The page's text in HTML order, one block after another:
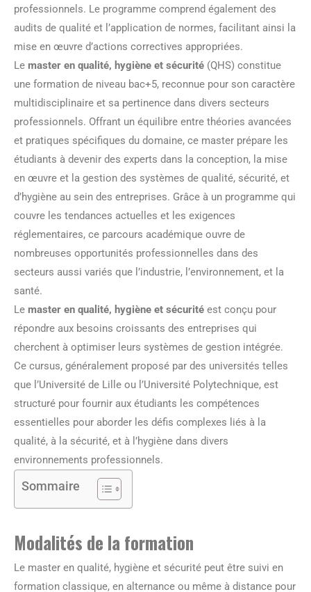
professionnels. Le programme comprend également des
audits de qualité et l’application de normes, facilitant ainsi la
mise en œuvre d’actions correctives appropriées.
Le master en qualité, hygiène et sécurité (QHS) constitue
une formation de niveau bac+5, reconnue pour son caractère
multidisciplinaire et sa pertinence dans divers secteurs
professionnels. Offrant un équilibre entre théories avancées
et pratiques spécifiques du domaine, ce master prépare les
étudiants à devenir des experts dans la conception, la mise
en œuvre et la gestion des systèmes de qualité, sécurité, et
d’hygiène au sein des entreprises. Grâce à un programme qui
couvre les tendances actuelles et les exigences
réglementaires, ce parcours académique ouvre de
nombreuses opportunités professionnelles dans des
secteurs aussi variés que l’industrie, l’environnement, et la
santé.
Le master en qualité, hygiène et sécurité est conçu pour
répondre aux besoins croissants des entreprises qui
cherchent à optimiser leurs systèmes de gestion intégrée.
Ce cursus, généralement proposé par des universités telles
que l’Université de Lille ou l’Université Polytechnique, est
structuré pour fournir aux étudiants les compétences
essentielles pour aborder les défis complexes liés à la
qualité, à la sécurité, et à l’hygiène dans divers
environnements professionnels.
Sommaire
Modalités de la formation
Le master en qualité, hygiène et sécurité peut être suivi en
formation classique, en alternance ou même à distance pour